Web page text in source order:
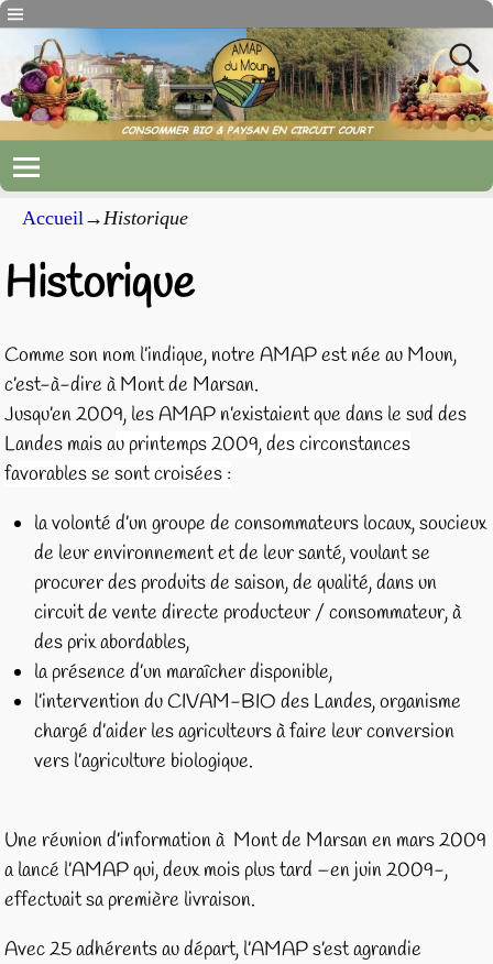
Accueil→Historique
Historique
Comme son nom l’indique, notre AMAP est née au Moun,
c’est-à-dire à Mont de Marsan.
Jusqu’en 2009, les AMAP n’existaient que dans le sud des
Landes mais au printemps 2009, des circonstances
favorables se sont croisées :
la volonté d’un groupe de consommateurs locaux, soucieux
de leur environnement et de leur santé, voulant se
procurer des produits de saison, de qualité, dans un
circuit de vente directe producteur / consommateur, à
des prix abordables,
la présence d’un maraîcher disponible,
l’intervention du CIVAM-BIO des Landes, organisme
chargé d’aider les agriculteurs à faire leur conversion
vers l’agriculture biologique.
Une réunion d’information à Mont de Marsan en mars 2009
a lancé l’AMAP qui, deux mois plus tard –en juin 2009-,
effectuait sa première livraison.
Avec 25 adhérents au départ, l’AMAP s’est agrandie